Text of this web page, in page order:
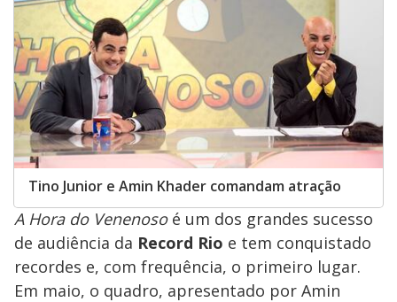
Tino Junior e Amin Khader comandam atração
A Hora do Venenoso é um dos grandes sucesso
de audiência da Record Rio e tem conquistado
recordes e, com frequência, o primeiro lugar.
Em maio, o quadro, apresentado por Amin